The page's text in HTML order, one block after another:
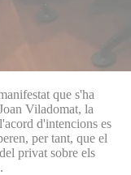
que s'ha
Viladomat, la
d'intencions es
per tant, que el
privat sobre els